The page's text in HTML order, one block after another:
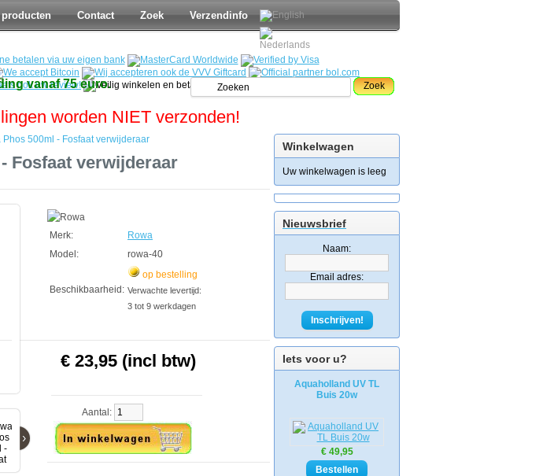
Contact Zoek Verzendinfo
vanaf 75 euro. Zoek
worden NIET verzonden!
Winkelwagen
Uw winkelwagen is leeg
Nieuwsbrief
Naam:
Email adres:
Inschrijven!
Iets voor u?
Aquaholland UV TL
Buis 20w
€ 49,95
Phos 500ml - Fosfaat verwijderaar
Fosfaat verwijderaar
›
Merk:
Rowa
Model:
rowa-40
Beschikbaarheid:
op bestelling
Verwachte levertijd:
3 tot 9 werkdagen
€ 23,95 (incl btw)
Aantal: